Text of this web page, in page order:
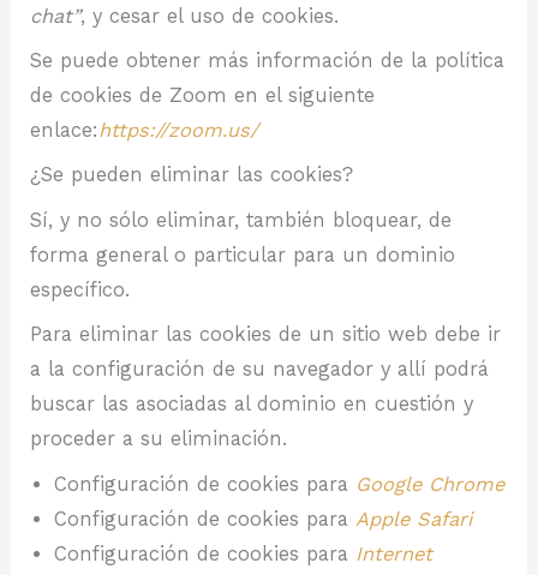
chat”, y cesar el uso de cookies.
Se puede obtener más información de la política
de cookies de Zoom en el siguiente
enlace:https://zoom.us/
¿Se pueden eliminar las cookies?
Sí, y no sólo eliminar, también bloquear, de
forma general o particular para un dominio
específico.
Para eliminar las cookies de un sitio web debe ir
a la configuración de su navegador y allí podrá
buscar las asociadas al dominio en cuestión y
proceder a su eliminación.
Configuración de cookies para Google Chrome
Configuración de cookies para Apple Safari
Configuración de cookies para Internet